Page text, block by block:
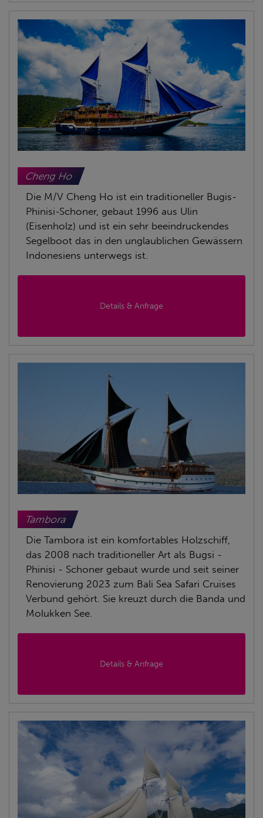
Cheng Ho
Die M/V Cheng Ho ist ein traditioneller Bugis-
Phinisi-Schoner, gebaut 1996 aus Ulin
(Eisenholz) und ist ein sehr beeindruckendes
Segelboot das in den unglaublichen Gewässern
Indonesiens unterwegs ist.
Details & Anfrage
Tambora
Die Tambora ist ein komfortables Holzschiff,
das 2008 nach traditioneller Art als Bugsi -
Phinisi - Schoner gebaut wurde und seit seiner
Renovierung 2023 zum Bali Sea Safari Cruises
Verbund gehört. Sie kreuzt durch die Banda und
Molukken See.
Details & Anfrage